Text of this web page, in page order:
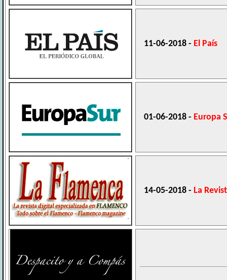
11-06-2018 - El País
01-06-2018 - Europa
14-05-2018 - La